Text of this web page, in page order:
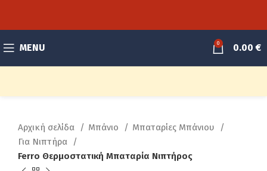
MENU 0 0.00€
Αρχική σελίδα Μπάνιο
Μπαταρίες Μπάνιου
Για Νιπτήρα
Ferro Θερμοστατική Μπαταρία Νιπτήρος